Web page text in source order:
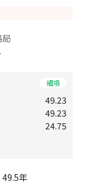
局
細項
49.23
49.23
24.75
49.5年